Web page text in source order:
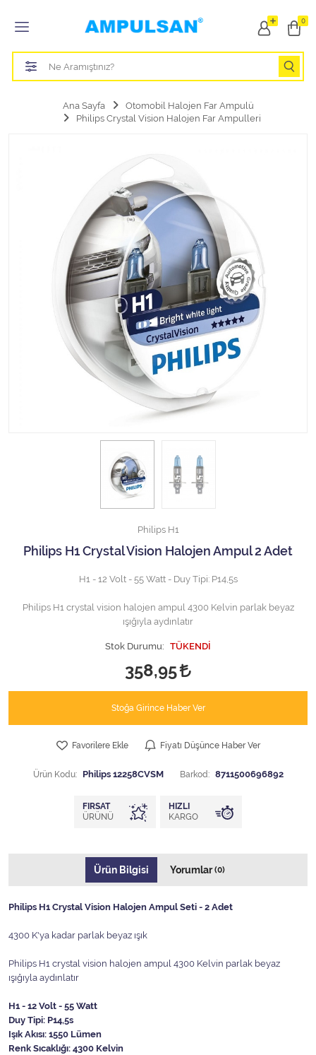
0
Tüm Kategoriler
Led Aydınlatma Ampulü
Otomobil Halojen Far Ampulü
Otomobil Led Far Ampulü
Otomobil Halojen Park Ampulü
Otomobil Led Park Ampulü
Otomobil Gösterge Ampulü
Halojen Off Road Rally Ampulü
Motosiklet Halojen Far Ampulü
Kamyon Halojen Far Ampulü
Kamyon Gösterge Ampulü
Ana Sayfa
Otomobil Halojen Far Ampulü
Philips Crystal Vision Halojen Far Ampulleri
Philips H1
Philips H1 Crystal Vision Halojen Ampul 2 Adet
H1 - 12 Volt - 55 Watt - Duy Tipi: P14,5s
Philips H1 crystal vision halojen ampul 4300 Kelvin parlak beyaz
ışığıyla aydınlatır
Stok Durumu: TÜKENDİ
358,95
Stoğa Girince Haber Ver
Favorilere Ekle Fiyatı Düşünce Haber Ver
Ürün Kodu: Philips 12258CVSM Barkod: 8711500696892
FIRSAT
ÜRÜNÜ
HIZLI
KARGO
Ürün Bilgisi Yorumlar(0)
Philips H1 Crystal Vision Halojen Ampul Seti - 2 Adet
4300 K'ya kadar parlak beyaz ışık
Philips H1 crystal vision halojen ampul 4300 Kelvin parlak beyaz
ışığıyla aydınlatır
H1 - 12 Volt - 55 Watt
Duy Tipi: P14,5s
Işık Akısı: 1550 Lümen
Renk Sıcaklığı: 4300 Kelvin